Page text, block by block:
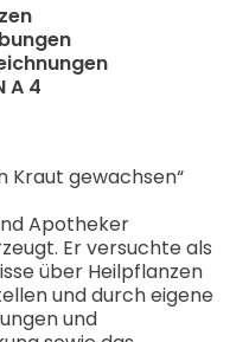
A 4
Kraut gewachsen“
Apotheker
Er versuchte als
über Heilpflanzen
und durch eigene
und